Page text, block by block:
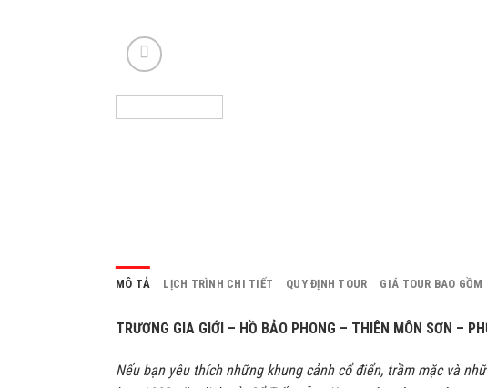
MÔ TẢ LỊCH TRÌNH CHI TIẾT QUY ĐỊNH TOUR GIÁ TOUR BAO GỒM
TRƯƠNG GIA GIỚI – HỒ BẢO PHONG – THIÊN MÔN SƠN –
Nếu bạn yêu thích những khung cảnh cổ điển, trầm mặc và